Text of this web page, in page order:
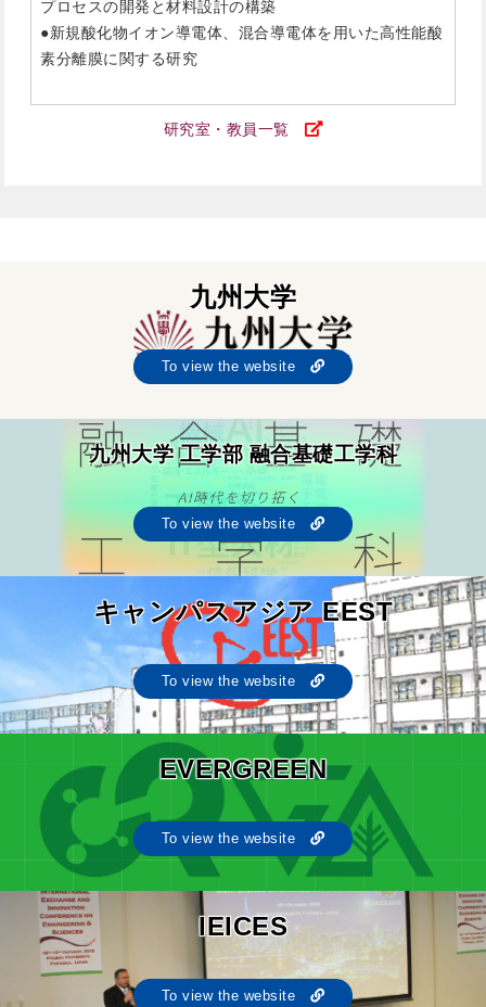
プロセスの開発と材料設計の構築
●新規酸化物イオン導電体、混合導電体を用いた高性能酸
素分離膜に関する研究
研究室・教員一覧
九州大学
To view the website
九州大学 工学部 融合基礎工学科
To view the website
キャンパスアジア EEST
To view the website
EVERGREEN
To view the website
IEICES
To view the website